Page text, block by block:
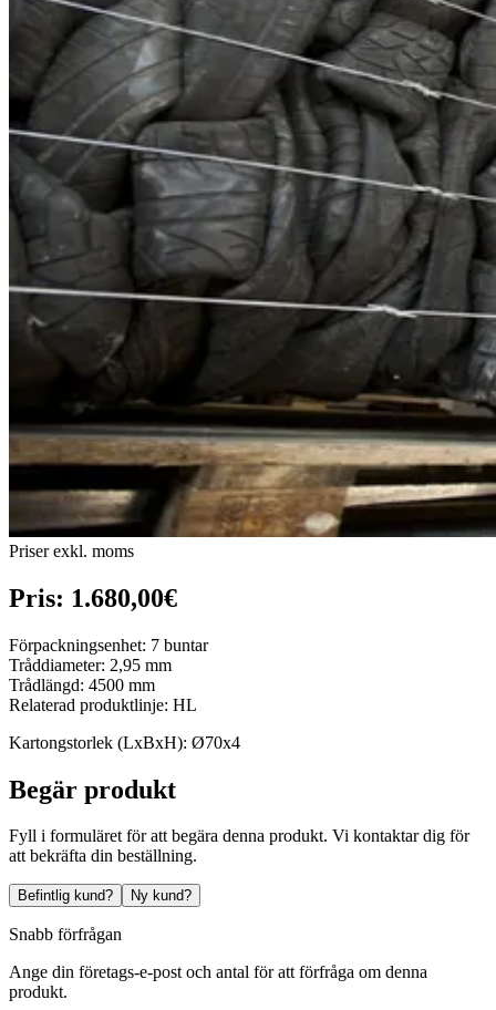
Priser exkl. moms
Pris: 1.680,00€
Förpackningsenhet: 7 buntar
Tråddiameter: 2,95 mm
Trådlängd: 4500 mm
Relaterad produktlinje: HL
Kartongstorlek (LxBxH): Ø70x4
Begär produkt
Fyll i formuläret för att begära denna produkt. Vi kontaktar dig för
att bekräfta din beställning.
Befintlig kund? Ny kund?
Snabb förfrågan
Ange din företags-e-post och antal för att förfråga om denna
produkt.